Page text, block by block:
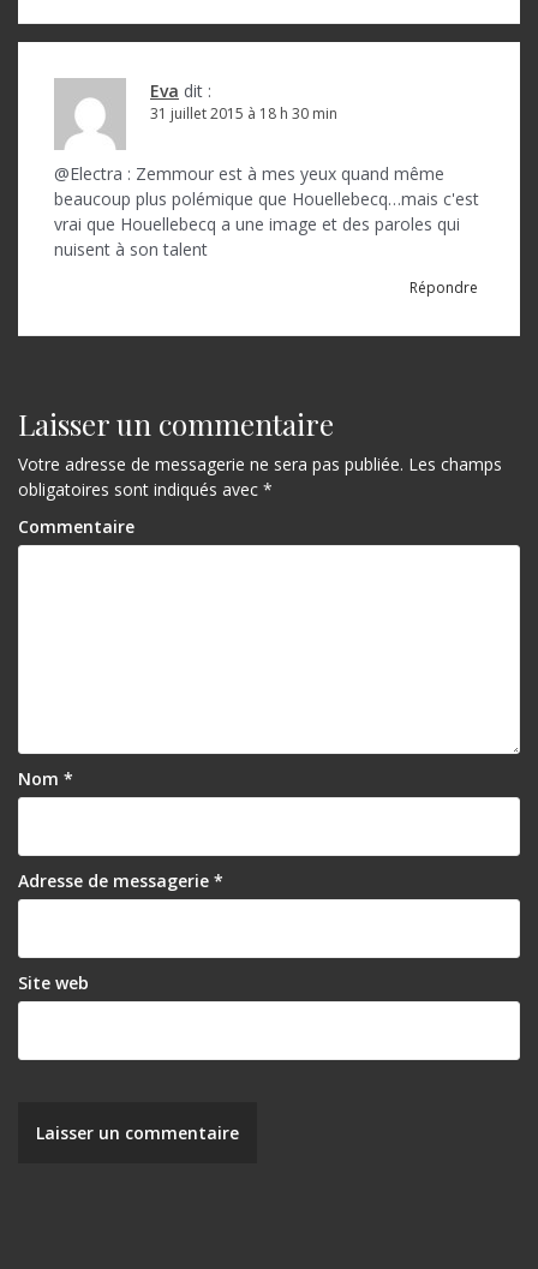
Eva dit :
31 juillet 2015 à 18 h 30 min
@Electra : Zemmour est à mes yeux quand même
beaucoup plus polémique que Houellebecq…mais c'est
vrai que Houellebecq a une image et des paroles qui
nuisent à son talent
Répondre
Laisser un commentaire
Votre adresse de messagerie ne sera pas publiée. Les champs
obligatoires sont indiqués avec *
Commentaire
Nom *
Adresse de messagerie *
Site web